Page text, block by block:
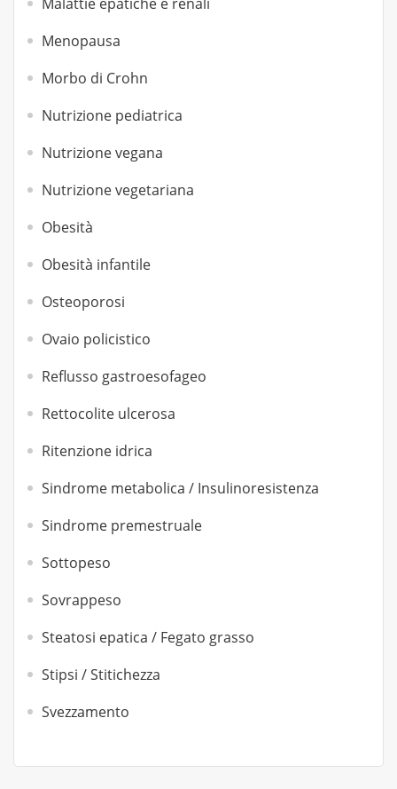
Menopausa
Morbo di Crohn
Nutrizione pediatrica
Nutrizione vegana
Nutrizione vegetariana
Obesità
Obesità infantile
Osteoporosi
Ovaio policistico
Reflusso gastroesofageo
Rettocolite ulcerosa
Ritenzione idrica
Sindrome metabolica / Insulinoresistenza
Sindrome premestruale
Sottopeso
Sovrappeso
Steatosi epatica / Fegato grasso
Stipsi / Stitichezza
Svezzamento